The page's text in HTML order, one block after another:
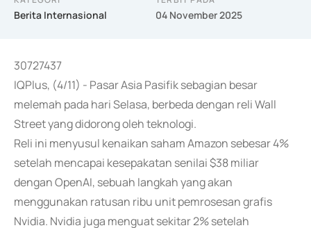
Berita Internasional 04 November 2025
30727437
IQPlus, (4/11) - Pasar Asia Pasifik sebagian besar
melemah pada hari Selasa, berbeda dengan reli Wall
Street yang didorong oleh teknologi.
Reli ini menyusul kenaikan saham Amazon sebesar 4%
setelah mencapai kesepakatan senilai $38 miliar
dengan OpenAI, sebuah langkah yang akan
menggunakan ratusan ribu unit pemrosesan grafis
Nvidia. Nvidia juga menguat sekitar 2% setelah